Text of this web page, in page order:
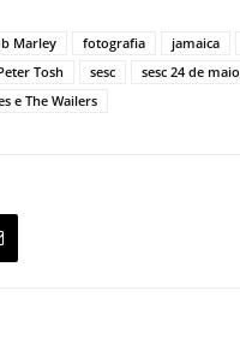
Marley fotografia jamaica
Tosh sesc
sesc 24 de maio
e The Wailers